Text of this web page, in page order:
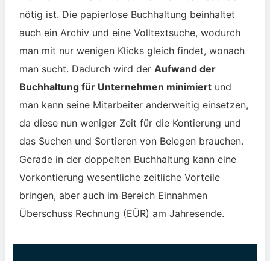
nötig ist. Die papierlose Buchhaltung beinhaltet
auch ein Archiv und eine Volltextsuche, wodurch
man mit nur wenigen Klicks gleich findet, wonach
man sucht. Dadurch wird der Aufwand der
Buchhaltung für Unternehmen minimiertund
man kann seine Mitarbeiter anderweitig einsetzen,
da diese nun weniger Zeit für die Kontierung und
das Suchen und Sortieren von Belegen brauchen.
Gerade in der doppelten Buchhaltung kann eine
Vorkontierung wesentliche zeitliche Vorteile
bringen, aber auch im Bereich Einnahmen
Überschuss Rechnung (EÜR) am Jahresende.